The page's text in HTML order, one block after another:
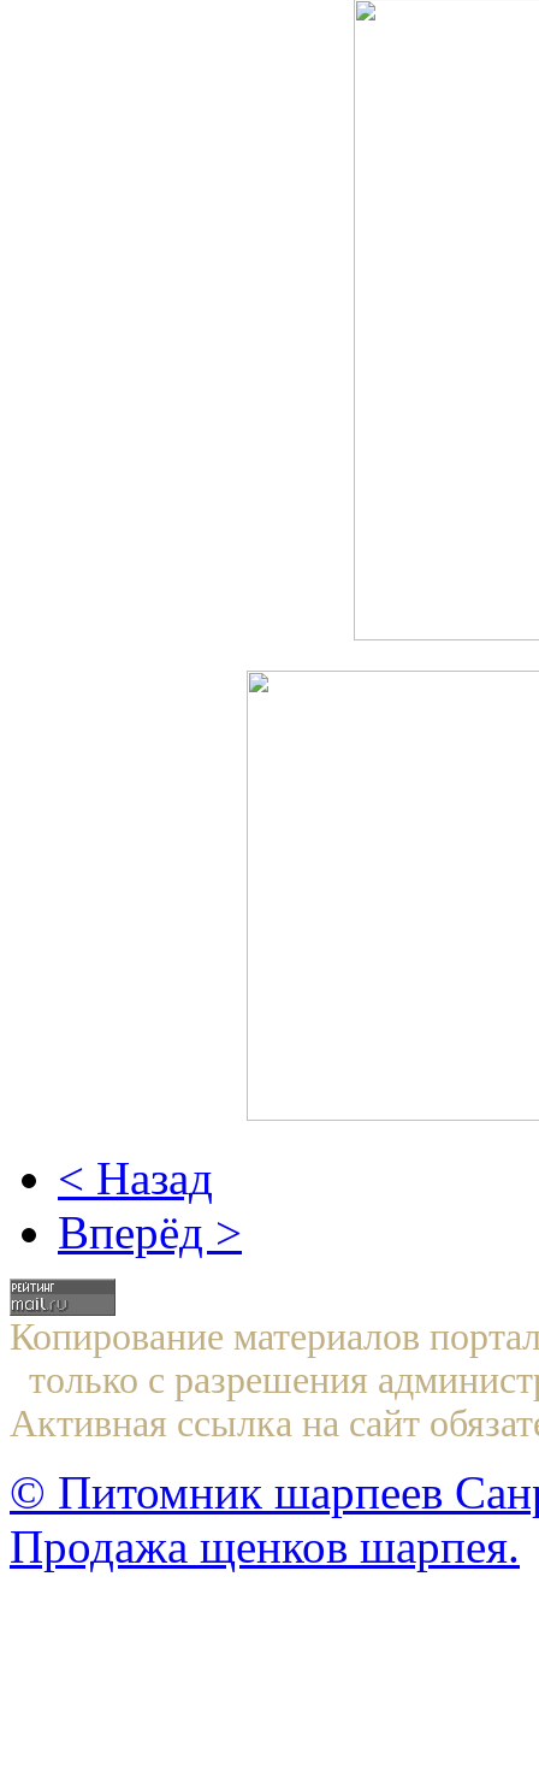
< Назад
Вперёд >
Копирование материалов
только с разрешения
Активная ссылка на сайт
© Питомник шарпеев
Продажа щенков шарпея.